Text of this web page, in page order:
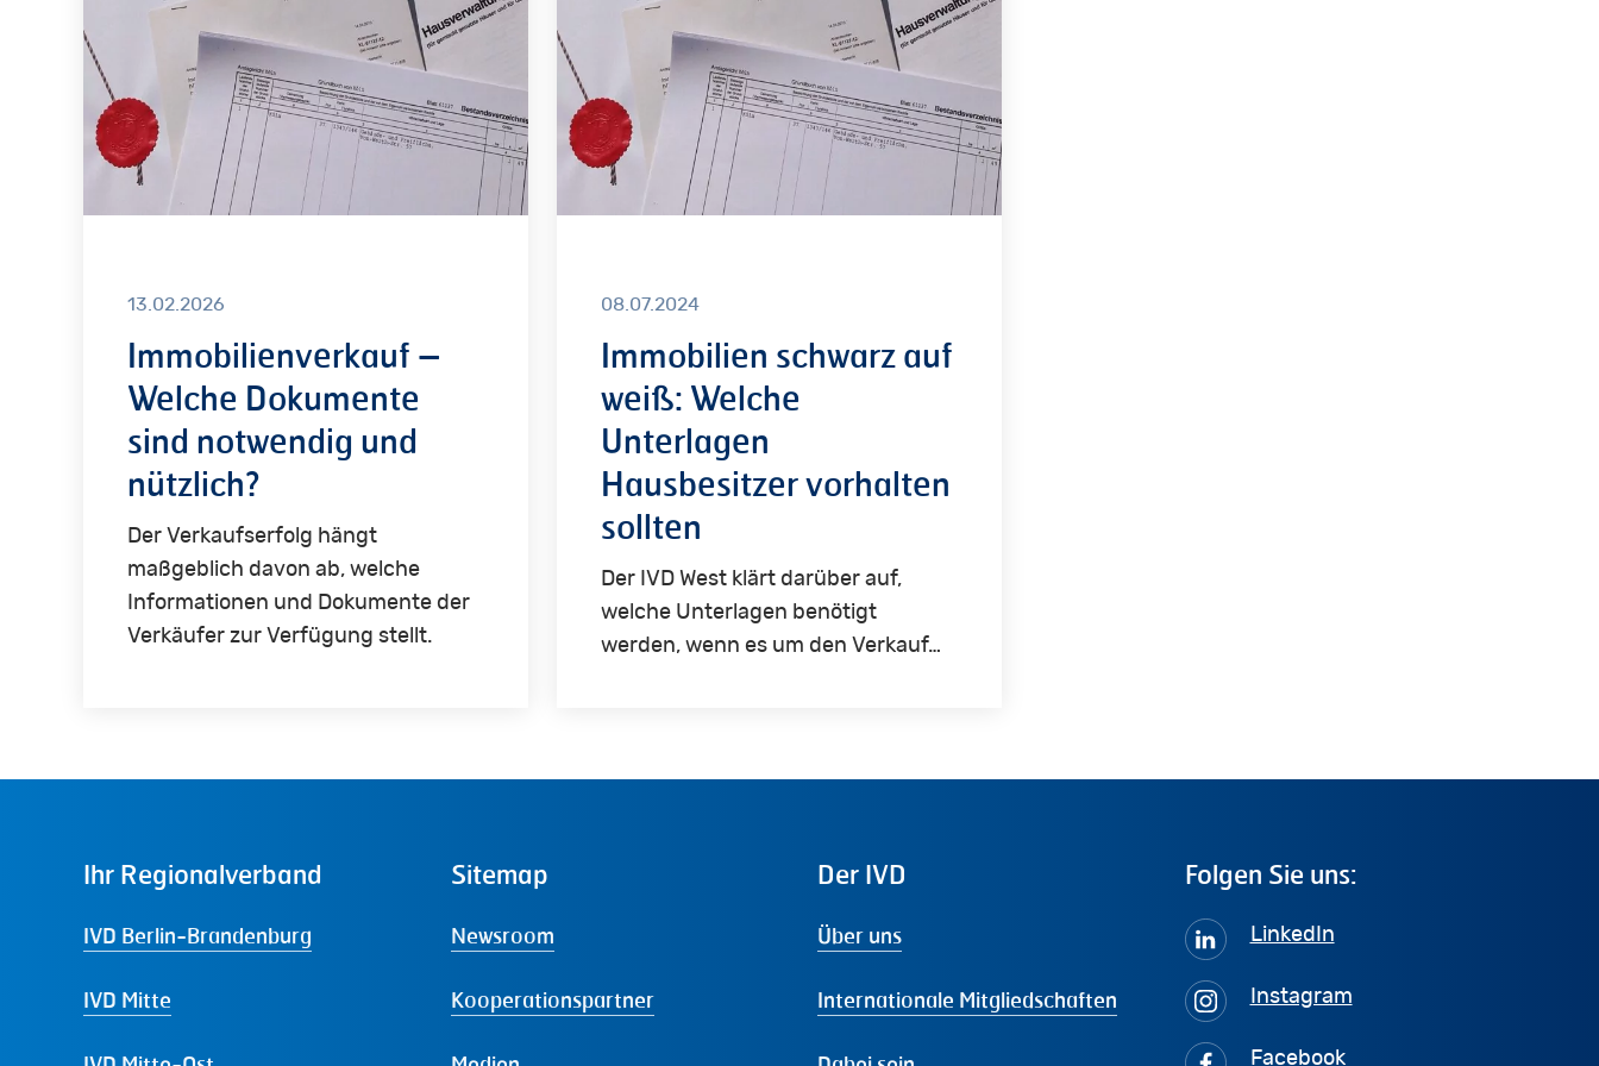
Dokumente
sind
notwendig
und
nützlich?
13.02.2026
Immobilienverkauf –
Welche Dokumente
sind notwendig und
nützlich?
Der Verkaufserfolg hängt
maßgeblich davon ab, welche
Informationen und Dokumente der
Verkäufer zur Verfügung stellt.
weiß:
Welche
Unterlagen
Hausbesitzer
vorhalten
08.07.2024
Immobilien schwarz auf
weiß: Welche
Unterlagen
Hausbesitzer vorhalten
sollten
Der IVD West klärt darüber auf,
welche Unterlagen benötigt
werden, wenn es um den Verkauf…
Ihr Regionalverband
IVD Berlin-Brandenburg
IVD Mitte
Sitemap
Newsroom
Kooperationspartner
Der IVD
Über uns
Internationale Mitgliedschaften
Folgen Sie uns:
LinkedIn
Instagram
Facebook